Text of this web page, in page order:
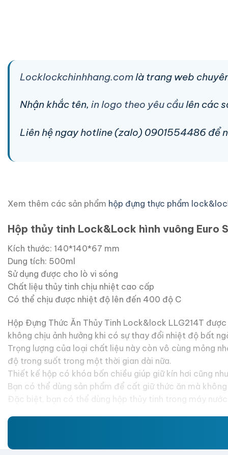
Locklockchinhhang.com là trang web
Nhận khắc tên, in logo theo yêu cầulên các
Liên hệ ngay hotline (zalo) 0901554486 để
Xem thêm các sản phẩm hộp đựng thực phẩm
Hộp thủy tinh Lock&Lock hình vuông Euro
Kích thước: 140*140*67 mm
Dung tích: 500ml
Sử dụng được cho lò vi sóng
Chất liệu thủy tinh chịu nhiệt cao cấp
Có thể chịu được nhiệt độ lên đến 400 độ C
Hộp Đựng Thức Ăn Thủy Tinh Lock&lock LLG214T
không chịu ảnh hưởng khi có sự thay đổi nhiệt độ bất
Trọng lượng của loại chất liệu này còn vô cùng mỏng
độ trong suốt trong một thời gian dài nữa.
Thiết kế hộp có khóa bốn chiều giúp giữ kín hơi cũng
Bạn có thể dùng sản phẩm để cất giữ thức ăn mà
Đặc biệt, bạn có thể dùng hộp thủy tinh trong máy